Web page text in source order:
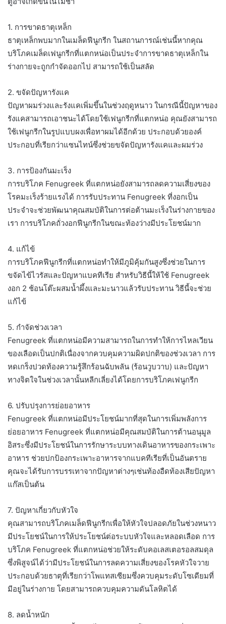
1. การขาดธาตุเหล็ก
ธาตุเหล็กพบมากในเมล็ดฟีนูกรีก ในสถานการณ์เช่นนี้หากคุณ
บริโภคเมล็ดเฟนูกรีกที่แตกหน่อเป็นประจำการขาดธาตุเหล็กใน
ร่างกายจะถูกกำจัดออกไป สามารถใช้เป็นสลัด
2. ขจัดปัญหารังแค
ปัญหาผมร่วงและรังแคเพิ่มขึ้นในช่วงฤดูหนาว ในกรณีนี้ปัญหาของ
รังแคสามารถเอาชนะได้โดยใช้เฟนูกรีกที่แตกหน่อ คุณยังสามารถ
ใช้เฟนูกรีกในรูปแบบผงเพื่อทาผมได้อีกด้วย ประกอบด้วยองค์
ประกอบที่เรียกว่าแซนไทน์ซึ่งช่วยขจัดปัญหารังแคและผมร่วง
3. การป้องกันมะเร็ง
การบริโภค Fenugreek ที่แตกหน่อยังสามารถลดความเสี่ยงของ
โรคมะเร็งร้ายแรงได้ การรับประทาน Fenugreek ที่งอกเป็น
ประจำจะช่วยพัฒนาคุณสมบัติในการต่อต้านมะเร็งในร่างกายของ
เรา การบริโภคถั่วงอกฟีนูกรีกในขณะท้องว่างมีประโยชน์มาก
4. แก้ไข้
การบริโภคฟีนูกรีกที่แตกหน่อทำให้มีภูมิคุ้มกันสูงซึ่งช่วยในการ
ขจัดไข้ไวรัสและปัญหาแบคทีเรีย สำหรับวิธีนี้ให้ใช้ Fenugreek
งอก 2 ช้อนโต๊ะผสมน้ำผึ้งและมะนาวแล้วรับประทาน วิธีนี้จะช่วย
แก้ไข้
5. กำจัดช่วงเวลา
Fenugreek ที่แตกหน่อมีความสามารถในการทำให้การไหลเวียน
ของเลือดเป็นปกติเนื่องจากควบคุมความผิดปกติของช่วงเวลา การ
หดเกร็งปวดท้องความรู้สึกร้อนฉับพลัน (ร้อนวูบวาบ) และปัญหา
ทางจิตใจในช่วงเวลานั้นหลีกเลี่ยงได้โดยการบริโภคเฟนูกรีก
6. ปรับปรุงการย่อยอาหาร
Fenugreek ที่แตกหน่อมีประโยชน์มากที่สุดในการเพิ่มพลังการ
ย่อยอาหาร Fenugreek ที่แตกหน่อมีคุณสมบัติในการต้านอนุมูล
อิสระซึ่งมีประโยชน์ในการรักษาระบบทางเดินอาหารของกระเพาะ
อาหาร ช่วยปกป้องกระเพาะอาหารจากแบคทีเรียที่เป็นอันตราย
คุณจะได้รับการบรรเทาจากปัญหาต่างๆเช่นท้องอืดท้องเสียปัญหา
แก๊สเป็นต้น
7. ปัญหาเกี่ยวกับหัวใจ
คุณสามารถบริโภคเมล็ดฟีนูกรีกเพื่อให้หัวใจปลอดภัยในช่วงหนาว
มีประโยชน์ในการให้ประโยชน์ต่อระบบหัวใจและหลอดเลือด การ
บริโภค Fenugreek ที่แตกหน่อช่วยให้ระดับคอเลสเตอรอลสมดุล
ซึ่งพิสูจน์ได้ว่ามีประโยชน์ในการลดความเสี่ยงของโรคหัวใจวาย
ประกอบด้วยธาตุที่เรียกว่าโพแทสเซียมซึ่งควบคุมระดับโซเดียมที่
มีอยู่ในร่างกาย โดยสามารถควบคุมความดันโลหิตได้
8. ลดน้ำหนัก